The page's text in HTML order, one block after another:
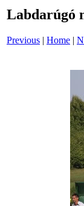
Labdarúgó
Previous | Home |